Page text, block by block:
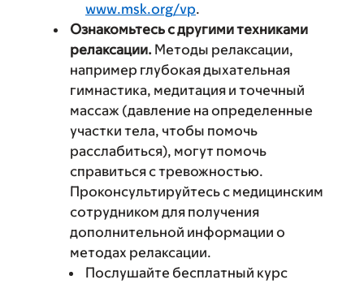
www.msk.org/vp.
Ознакомьтесь с другими техниками
релаксации. Методы релаксации,
например глубокая дыхательная
гимнастика, медитация и точечный
массаж (давление на определенные
участки тела, чтобы помочь
расслабиться), могут помочь
справиться с тревожностью.
Проконсультируйтесь с медицинским
сотрудником для получения
дополнительной информации о
методах релаксации.
Послушайте бесплатный курс